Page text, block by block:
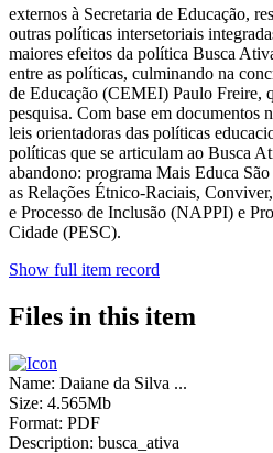
externos à Secretaria de Educação,
outras políticas intersetoriais
maiores efeitos da política Busca
entre as políticas, culminando na
de Educação (CEMEI) Paulo Freire,
pesquisa. Com base em documentos
leis orientadoras das políticas
políticas que se articulam ao Busca
abandono: programa Mais Educa
as Relações Étnico-Raciais,
e Processo de Inclusão (NAPPI) e
Cidade (PESC).
Show full item record
Files in this item
Name: Daiane da Silva ...
Size: 4.565Mb
Format: PDF
Description: busca_ativa